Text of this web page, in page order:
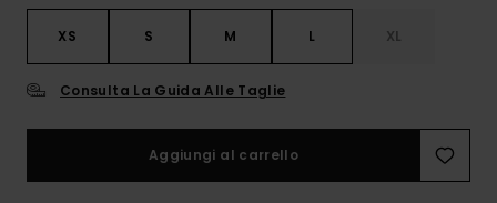
XS S M L XL
Consulta La Guida Alle Taglie
Aggiungi al carrello